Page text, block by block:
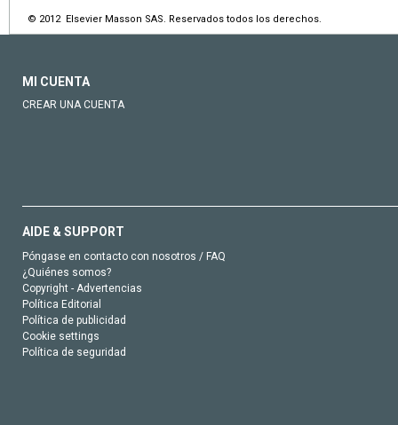
© 2012 Elsevier Masson SAS. Reservados todos los derechos.
MI CUENTA
CREAR UNA CUENTA
AIDE & SUPPORT
Póngase en contacto con nosotros / FAQ
¿Quiénes somos?
Copyright - Advertencias
Política Editorial
Política de publicidad
Cookie settings
Política de seguridad